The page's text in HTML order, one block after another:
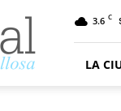
3.6 C
LA